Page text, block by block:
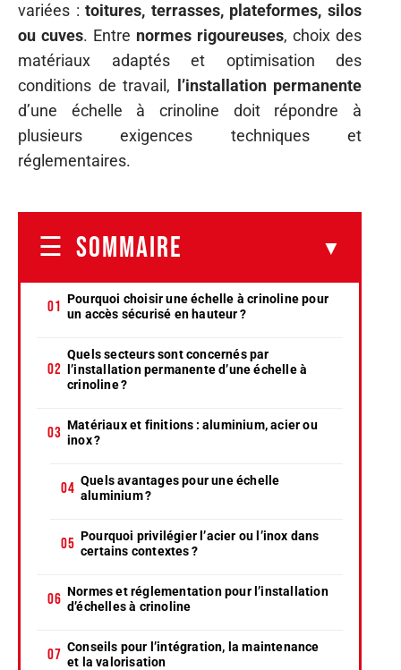
variées :toitures, terrasses, plateformes, silos
ou cuves. Entre normes rigoureuses, choix des
matériaux adaptés et optimisation des
conditions de travail,
l’installation permanente
d’une échelle à crinoline doit répondre à
plusieurs exigences techniques et
réglementaires.
SOMMAIRE
Pourquoi choisir une échelle à crinoline pour
un accès sécurisé en hauteur ?
Quels secteurs sont concernés par
l’installation permanente d’une échelle à
crinoline ?
Matériaux et finitions : aluminium, acier ou
inox ?
Quels avantages pour une échelle
aluminium ?
Pourquoi privilégier l’acier ou l’inox dans
certains contextes ?
Normes et réglementation pour l’installation
d’échelles à crinoline
Conseils pour l’intégration, la maintenance
et la valorisation